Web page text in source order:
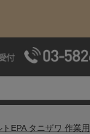
EPA タニザワ 作業